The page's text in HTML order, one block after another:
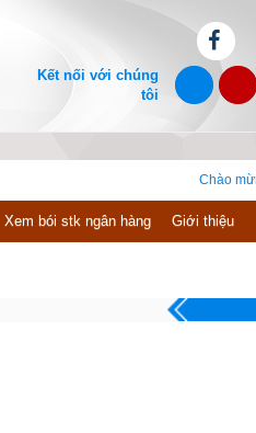
Kết nối với chúng
tôi
Chào mừng bạn
Xem bói stk ngân hàng Giới thiệu